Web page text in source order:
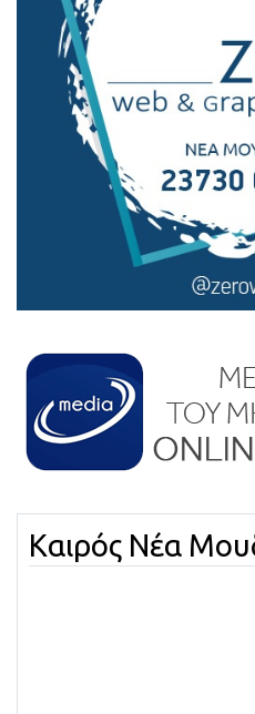
Καιρός Νέα